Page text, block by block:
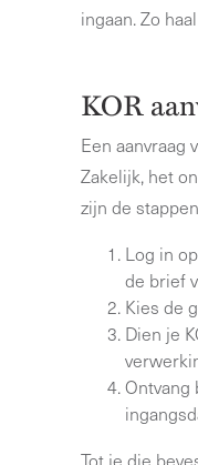
ingaan. Zo
KOR
Een aanvraag
Zakelijk, het
zijn de
Log in
de brief
Kies de
Dien je
Ontvang
Tot je die